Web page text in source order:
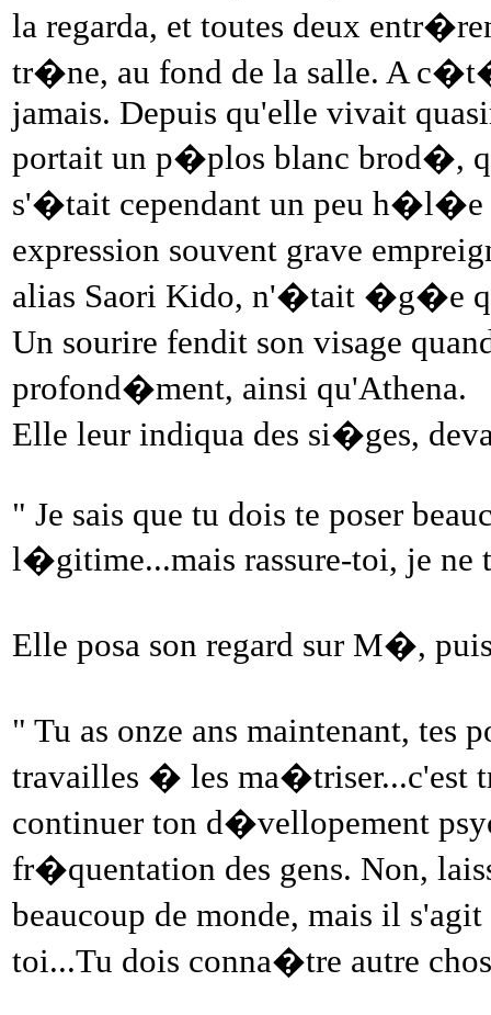
la regarda, et toutes deux
tr�ne, au fond de la salle. A
jamais. Depuis qu'elle vivait
portait un p�plos blanc brod�,
s'�tait cependant un peu h�l�e
expression souvent grave
alias Saori Kido, n'�tait �g�e
Un sourire fendit son visage
profond�ment, ainsi qu'Athena.
Elle leur indiqua des si�ges,
" Je sais que tu dois te poser
l�gitime...mais rassure-toi, je ne
Elle posa son regard sur M�,
" Tu as onze ans maintenant,
travailles � les ma�triser...c'est
continuer ton d�vellopement
fr�quentation des gens. Non,
beaucoup de monde, mais il
toi...Tu dois conna�tre autre